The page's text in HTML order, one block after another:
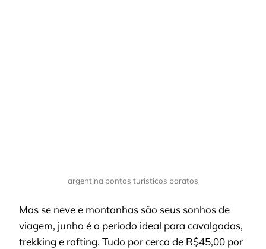
argentina pontos turisticos baratos
Mas se neve e montanhas são seus sonhos de
viagem, junho é o período ideal para cavalgadas,
trekking e rafting. Tudo por cerca de R$45,00 por